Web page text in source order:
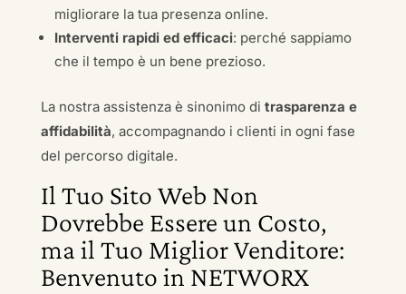
migliorare la tua presenza online.
Interventi rapidi ed efficaci: perché sappiamo
che il tempo è un bene prezioso.
La nostra assistenza è sinonimo di trasparenza e
affidabilità, accompagnando i clienti in ogni fase
del percorso digitale.
Il Tuo Sito Web Non
Dovrebbe Essere un Costo,
ma il Tuo Miglior Venditore:
Benvenuto in NETWORX